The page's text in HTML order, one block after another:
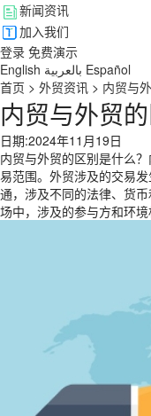
新闻资讯
加入我们
登录 免费演示
English بالعربية Español
首页 > 外贸资讯 > 内贸与
内贸与外贸
日期:2024年11月19日
内贸与外贸的区别是什么
易范围。外贸涉及的交易
通，涉及不同的法律、货
场中，涉及的参与方和环境